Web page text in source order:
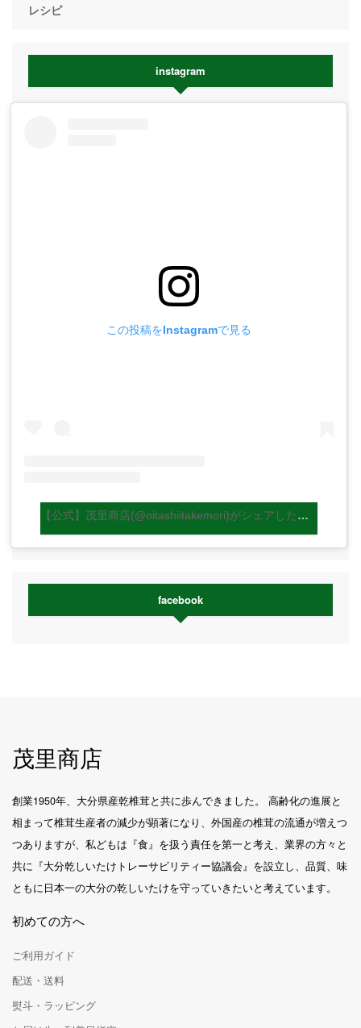
レシピ
instagram
この投稿をInstagramで見る
【公式】茂里商店(@oitashiitakemori)がシェアした投稿
facebook
茂里商店
創業1950年、大分県産乾椎茸と共に歩んできました。 高齢化の進展と
相まって椎茸生産者の減少が顕著になり、外国産の椎茸の流通が増えつ
つありますが、私どもは『食』を扱う責任を第一と考え、業界の方々と
共に『大分乾しいたけトレーサビリティー協議会』を設立し、品質、味
ともに日本一の大分の乾しいたけを守っていきたいと考えています。
初めての方へ
ご利用ガイド
配送・送料
熨斗・ラッピング